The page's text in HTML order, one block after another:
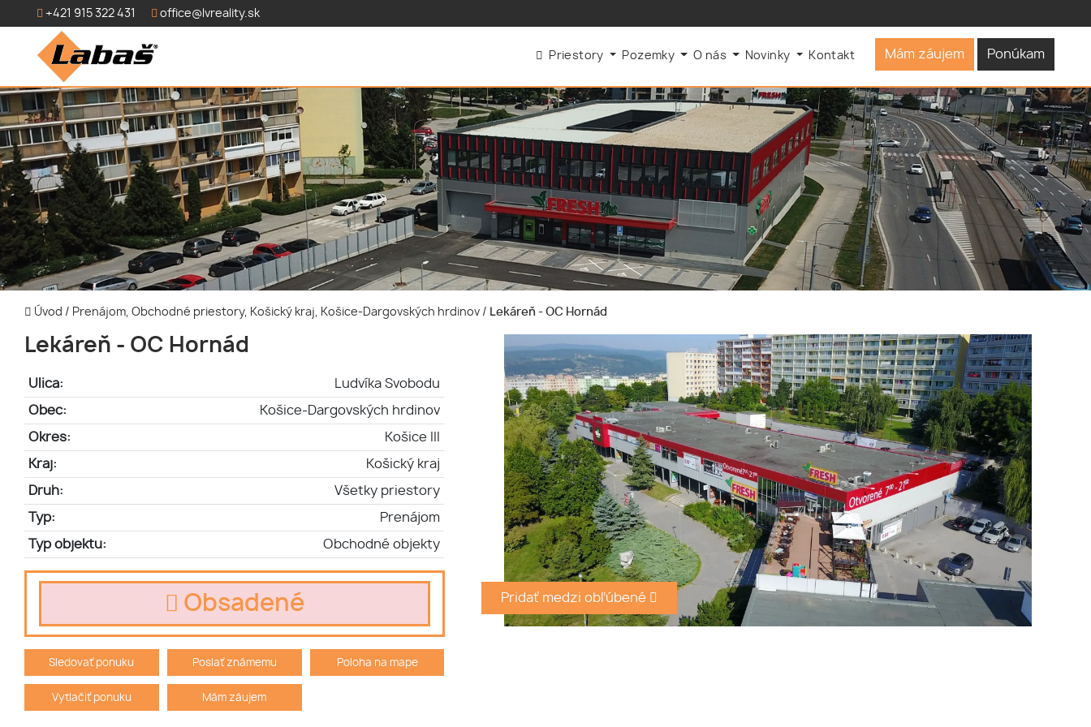
+421 915 322 431 office@lvreality.sk
Mám záujem Ponúkam
Priestory Pozemky O nás Novinky Kontakt
Úvod / Prenájom, Obchodné priestory, Košický kraj, Košice-Dargovských hrdinov / Lekáreň - OC Hornád
Lekáreň - OC Hornád
Ulica: Ludvíka Svobodu
Obec: Košice-Dargovských hrdinov
Okres: Košice III
Kraj: Košický kraj
Druh: Všetky priestory
Typ: Prenájom
Typ objektu: Obchodné objekty
Obsadené
Sledovať ponuku Poslať známemu Poloha na mape
Vytlačiť ponuku Mám záujem
Pridať medzi obľúbené